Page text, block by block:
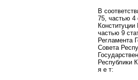
В
75, частью 4
частью 9
Регламента
Совета
Республики
я е т: